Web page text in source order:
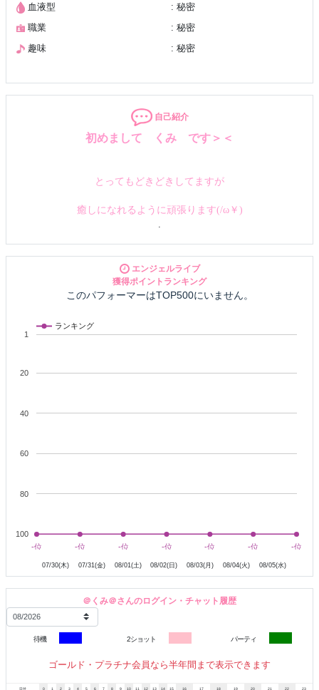
血液型
: 秘密
職業
: 秘密
趣味
: 秘密
自己紹介
初めまして くみ です＞＜
とってもどきどきしてますが
癒しになれるように頑張ります(/ω￥)
エンジェルライブ
獲得ポイントランキング
このパフォーマーはTOP500にいません。
ランキング
7月31日 8月1日 8月2日 8月3日 8月4日 8月5日
1
20
40
60
80
100
-位
-位 -位
-位 -位
-位 -位
-位 -位
-位 -位
-位 -位
-位
07/30(木) 07/31(金) 08/01(土) 08/02(日) 08/03(月) 08/04(火) 08/05(水)
＠くみ＠さんのログイン・チャット履歴
待機 2ショット パーティ
ゴールド・プラチナ会員なら半年間まで表示できます
日付 0 1 2 3 4 5 6 7 8 9 10 11 12 13 14 15 16 17 18 19 20 21 22 23